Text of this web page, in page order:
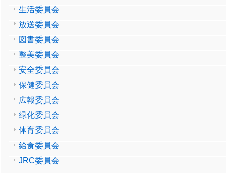
生活委員会
放送委員会
図書委員会
整美委員会
安全委員会
保健委員会
広報委員会
緑化委員会
体育委員会
給食委員会
JRC委員会